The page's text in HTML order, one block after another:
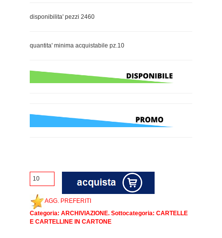
disponibilita' pezzi 2460
quantita' minima acquistabile pz.10
AGG. PREFERITI
Categoria: ARCHIVIAZIONE. Sottocategoria: CARTELLE
E CARTELLINE IN CARTONE